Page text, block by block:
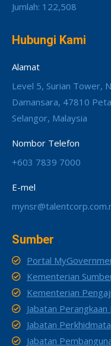
Jumlah: 122,508
Hubungi Kami
Alamat
Level 5, Surian Tower,
Damansara, 47810
Selangor, Malaysia
Nombor Telefon
+603 7839 7000
E-mel
Sumber
Portal
Kementerian
Kementerian
Jabatan Perangkaan
Jabatan
Jabatan